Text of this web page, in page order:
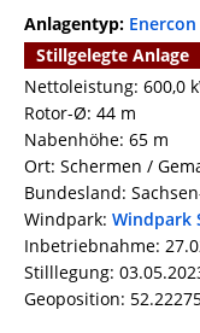
Anlagentyp: Enercon
Stillgelegte Anlage
Nettoleistung: 600,0
Rotor-Ø: 44 m
Nabenhöhe: 65 m
Ort: Schermen /
Bundesland:
Windpark: Windpark
Inbetriebnahme:
Stilllegung:
Geoposition: